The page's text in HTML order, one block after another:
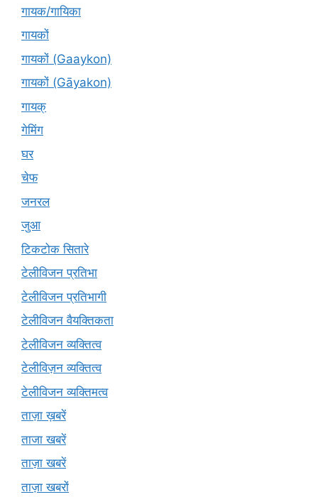
गायक/गायिका
गायकों
गायकों (Gaaykon)
गायकों (Gāyakon)
गायक्
गेमिंग
घर
चेफ
जनरल
जुआ
टिकटोक सितारे
टेलीविजन प्रतिभा
टेलीविजन प्रतिभागी
टेलीविजन वैयक्तिकता
टेलीविजन व्यक्तित्व
टेलीविज़न व्यक्तित्व
टेलीविजन व्यक्तिमत्व
ताज़ा ख़बरें
ताजा खबरें
ताज़ा खबरें
ताज़ा खबरों